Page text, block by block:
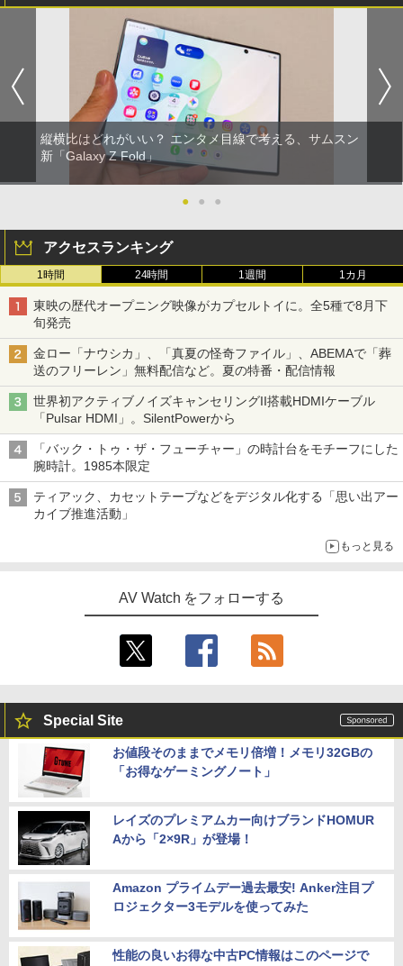
縦横比はどれがいい？ エンタメ目線で考える、サムスン
新「Galaxy Z Fold」
● ● ●
アクセスランキング
1時間 24時間 1週間 1カ月
東映の歴代オープニング映像がカプセルトイに。全5種で8月下
旬発売
金ロー「ナウシカ」、「真夏の怪奇ファイル」、ABEMAで「葬
送のフリーレン」無料配信など。夏の特番・配信情報
世界初アクティブノイズキャンセリングII搭載HDMIケーブル
「Pulsar HDMI」。SilentPowerから
「バック・トゥ・ザ・フューチャー」の時計台をモチーフにした
腕時計。1985本限定
ティアック、カセットテープなどをデジタル化する「思い出アー
カイブ推進活動」
もっと見る
AV Watch をフォローする
Special Site
お値段そのままでメモリ倍増！メモリ32GBの
「お得なゲーミングノート」
レイズのプレミアムカー向けブランドHOMUR
Aから「2×9R」が登場！
Amazon プライムデー過去最安! Anker注目プ
ロジェクター3モデルを使ってみた
性能の良いお得な中古PC情報はこのページで